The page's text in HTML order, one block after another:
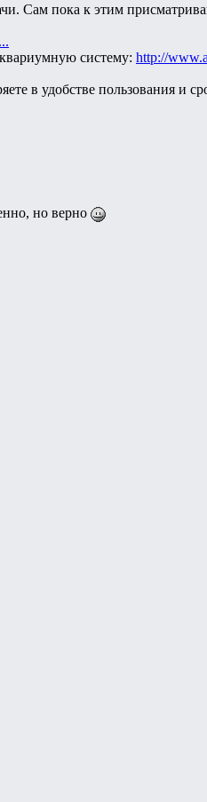
Сам пока к этим
систему: http://
в удобстве пользования и
но верно